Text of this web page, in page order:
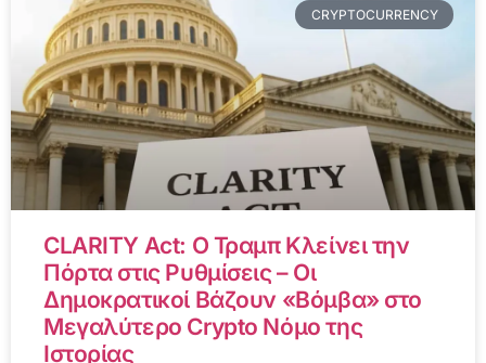
CRYPTOCURRENCY
CLARITY Act: Ο Τραμπ Κλείνει την
Πόρτα στις Ρυθμίσεις – Οι
Δημοκρατικοί Βάζουν «Βόμβα» στο
Μεγαλύτερο Crypto Νόμο της
Ιστορίας